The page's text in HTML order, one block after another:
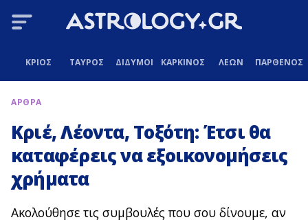
ΚΡΙΟΣ ΤΑΥΡΟΣ ΔΙΔΥΜΟΙ ΚΑΡΚΙΝΟΣ ΛΕΩΝ ΠΑΡΘΕΝΟΣ
ΑΡΘΡΑ
Κριέ, Λέοντα, Τοξότη: Έτσι θα
καταφέρεις να εξοικονομήσεις
χρήματα
Ακολούθησε τις συμβουλές που σου δίνουμε, αν